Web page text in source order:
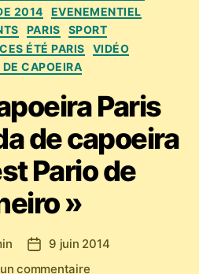
2014
EVENEMENTIEL
PARIS
SPORT
ÉTÉ PARIS
VIDÉO
DE CAPOEIRA
Paris
de capoeira
Pario de
»
Date9 juin 2014
commentairesur